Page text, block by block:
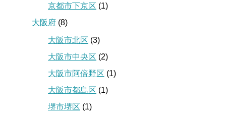
京都市下京区 (1)
大阪府 (8)
大阪市北区 (3)
大阪市中央区 (2)
大阪市阿倍野区 (1)
大阪市都島区 (1)
堺市堺区 (1)